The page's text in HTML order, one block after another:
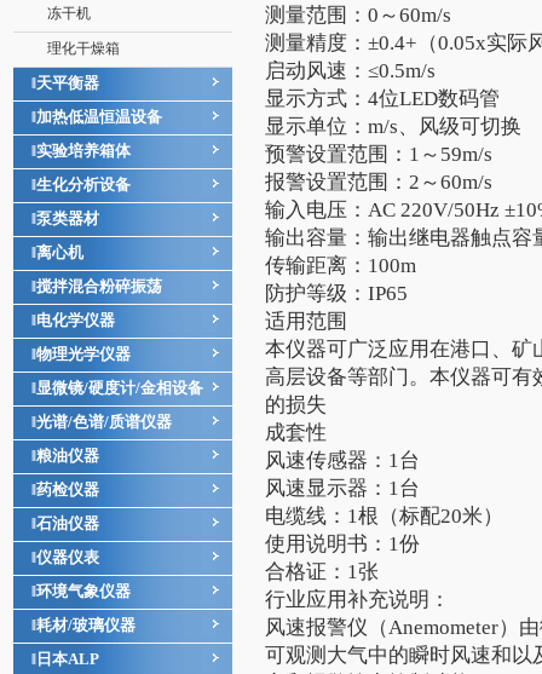
冻干机
理化干燥箱
天平衡器
加热低温恒温设备
实验培养箱体
生化分析设备
泵类器材
离心机
搅拌混合粉碎振荡
电化学仪器
物理光学仪器
显微镜/硬度计/金相设备
光谱/色谱/质谱仪器
粮油仪器
药检仪器
石油仪器
仪器仪表
环境气象仪器
耗材/玻璃仪器
日本ALP
测量范围：0～60m/s
测量精度：±0.4+（0.05x实际
启动风速：≤0.5m/s
显示方式：4位LED数码管
显示单位：m/s、风级可切换
预警设置范围：1～59m/s
报警设置范围：2～60m/s
输入电压：AC 220V/50Hz
输出容量：输出继电器触点容
传输距离：100m
防护等级：IP65
适用范围
本仪器可广泛应用在港口、
高层设备等部门。本仪器可
的损失
成套性
风速传感器：1台
风速显示器：1台
电缆线：1根（标配20米）
使用说明书：1份
合格证：1张
行业应用补充说明：
风速报警仪（Anemometer）
可观测大气中的瞬时风速和